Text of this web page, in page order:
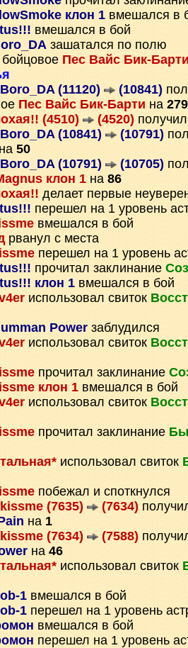
клон 1 вмешался в
вмешался в бой
зашатался по полю
Пес Вайс Бик-
Boro_DA (11120) (10841)
Пес Вайс Бик-Барти на 279
(4510) (4520)
Boro_DA (10841) (10791)
на 50
Boro_DA (10791) (10705)
клон 1 на 86
делает первые
перешел на 1 уровень
вмешался в бой
рванул с места
перешел на 1 уровень
прочитал заклинание
клон 1 вмешался в бой
использовал свиток
Power заблудился
использовал свиток
прочитал заклинание
клон 1 вмешался в бой
использовал свиток
прочитал заклинание
использовал свиток
побежал и споткнулся
kissme (7635) (7634)
на 1
kissme (7634) (7588)
на 46
использовал свиток
1 вмешался в бой
1 перешел на 1 уровень
вмешался в бой
перешел на 1 уровень